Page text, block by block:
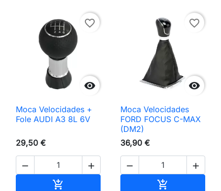

favorite_border
Moca Velocidades +
Fole AUDI A3 8L 6V
29,50 €
 


favorite_border
Moca Velocidades
FORD FOCUS C-MAX
(DM2)
36,90 €
 
